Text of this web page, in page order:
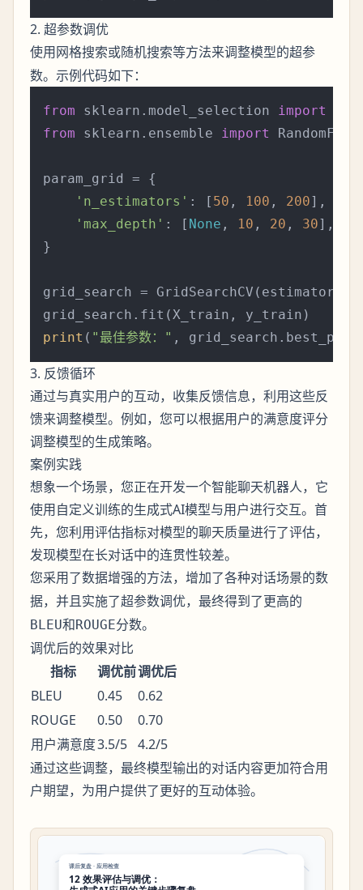
2. 超参数调优
使用 网格搜索或随机搜索等方法来调整模型的超参
数。示例代码如下：
from sklearn.model_selection import
from sklearn.ensemble import
param_grid = {
'n_estimators' : [ 50 , 100 , 200],
'max_depth' : [ None , 10 , 20 , 30],
}
grid_search =
print ( "最佳参数："
3. 反馈循环
通过与真实用户的互动，收集反馈信息，利用这些反
馈来调整模型。例如，您可以根据用户的满意度评分
调整模型的生成策略。
案例实践
想象一个场景，您正在开发一个智能聊天机器人，它
使用自定义训练的生成式AI模型与用户进行交互。首
先，您利用评估指标对模型的聊天质量进行了评估，
发现模型在长对话中的连贯性较差。
您采用了数据增强的方法，增加了各种对话场景的数
据，并且实施了超参数调优，最终得到了更高的
BLEU和ROUGE分数。
调优后的效果对比
指标
调优前调优后
BLEU
0.45
0.62
ROUGE
0.50
0.70
用户满意度3.5/5 4.2/5
通过这些调整，最终模型输出的对话内容更加符合用
户期望，为用户提供了更好的互动体验。